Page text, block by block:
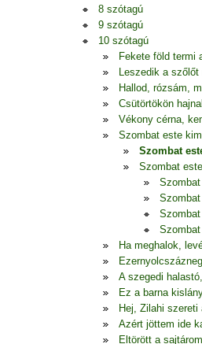
8 szótagú
9 szótagú
10 szótagú
Fekete föld termi
Leszedik a szőlőt
Hallod, rózsám,
Csütörtökön
Vékony cérna,
Szombat este
Szombat
Szombat
Ha meghalok,
A szegedi
Ez a barna
Hej, Zilahi szereti
Azért jöttem ide
Eltörött a